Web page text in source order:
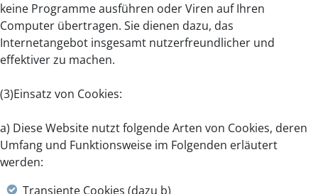
keine Programme ausführen oder Viren auf Ihren
Computer übertragen. Sie dienen dazu, das
Internetangebot insgesamt nutzerfreundlicher und
effektiver zu machen.
(3)Einsatz von Cookies:
a) Diese Website nutzt folgende Arten von Cookies, deren
Umfang und Funktionsweise im Folgenden erläutert
werden:
Transiente Cookies (dazu b)